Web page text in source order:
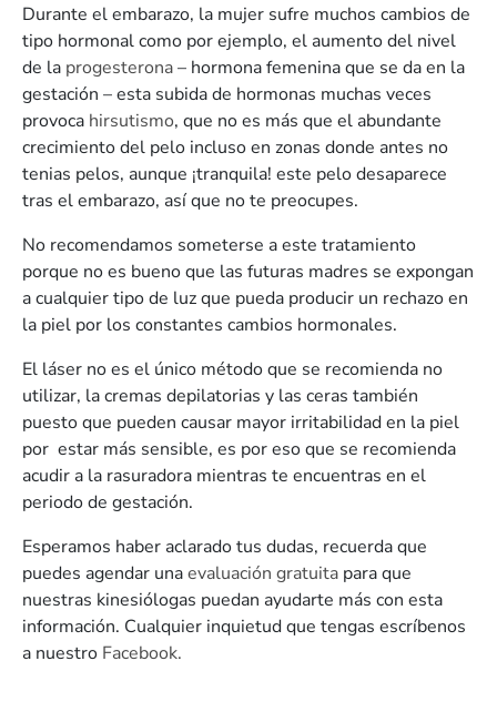
Durante el embarazo, la mujer sufre muchos cambios de
tipo hormonal como por ejemplo, el aumento del nivel
de la progesterona– hormona femenina que se da en la
gestación – esta subida de hormonas muchas veces
provoca hirsutismo, que no es más que el abundante
crecimiento del pelo incluso en zonas donde antes no
tenias pelos, aunque ¡tranquila! este pelo desaparece
tras el embarazo, así que no te preocupes.
No recomendamos someterse a este tratamiento
porque no es bueno que las futuras madres se expongan
a cualquier tipo de luz que pueda producir un rechazo en
la piel por los constantes cambios hormonales.
El láser no es el único método que se recomienda no
utilizar, la cremas depilatorias y las ceras también
puesto que pueden causar mayor irritabilidad en la piel
por estar más sensible, es por eso que se recomienda
acudir a la rasuradora mientras te encuentras en el
periodo de gestación.
Esperamos haber aclarado tus dudas, recuerda que
puedes agendar unaevaluación gratuita para que
nuestras kinesiólogas puedan ayudarte más con esta
información. Cualquier inquietud que tengas escríbenos
a nuestro Facebook.